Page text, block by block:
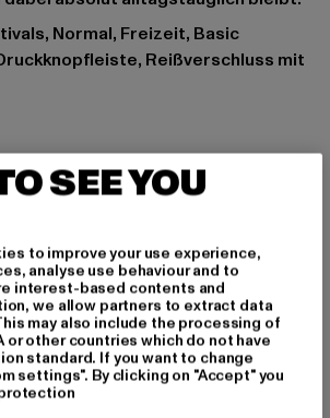
Normal, Freizeit, Basic
Reißverschluss mit
grey
100% Baumwolle, 80%
GmbH |info@tbint.de
Straße 7 | 64372 Ober-Ramstadt |
SEE YOU
to improve your use experience,
analyse use behaviour and to
interest-based contents and
we allow partners to extract data
may also include the processing of
or other countries which do not have
standard. If you want to change
settings". By clicking on "Accept" you